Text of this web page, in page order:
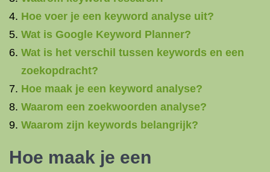
Hoe voer je een keyword analyse uit?
Wat is Google Keyword Planner?
Wat is het verschil tussen keywords en een
zoekopdracht?
Hoe maak je een keyword analyse?
Waarom een zoekwoorden analyse?
Waarom zijn keywords belangrijk?
Hoe maak je een